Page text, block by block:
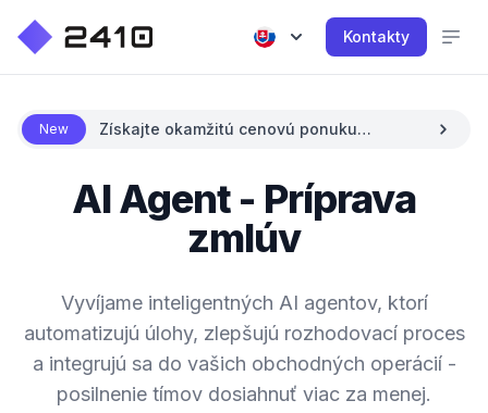
Kontakty
New
Získajte okamžitú cenovú ponuku
AI Agent - Príprava
zmlúv
Vyvíjame inteligentných AI agentov, ktorí
automatizujú úlohy, zlepšujú rozhodovací proces
a integrujú sa do vašich obchodných operácií -
posilnenie tímov dosiahnuť viac za menej.